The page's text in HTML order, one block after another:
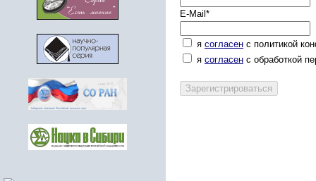
E-Mail *
я согласен с политикой
я согласен с обработкой